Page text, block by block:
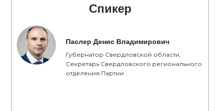
Спикер
Паслер Денис Владимирович
Губернатор Свердловской области,
Секретарь Свердловского регионального
отделения Партии